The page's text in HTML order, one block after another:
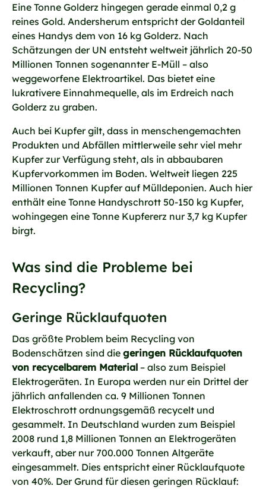
Eine Tonne Golderz hingegen gerade einmal 0,2 g
reines Gold. Andersherum entspricht der Goldanteil
eines Handys dem von 16 kg Golderz. Nach
Schätzungen der UN entsteht weltweit jährlich 20-50
Millionen Tonnen sogenannter E-Müll – also
weggeworfene Elektroartikel. Das bietet eine
lukrativere Einnahmequelle, als im Erdreich nach
Golderz zu graben.
Auch bei Kupfer gilt, dass in menschengemachten
Produkten und Abfällen mittlerweile sehr viel mehr
Kupfer zur Verfügung steht, als in abbaubaren
Kupfervorkommen im Boden. Weltweit liegen 225
Millionen Tonnen Kupfer auf Mülldeponien. Auch hier
enthält eine Tonne Handyschrott 50-150 kg Kupfer,
wohingegen eine Tonne Kupfererz nur 3,7 kg Kupfer
birgt.
Was sind die Probleme bei
Recycling?
Geringe Rücklaufquoten
Das größte Problem beim Recycling von
Bodenschätzen sind die geringen Rücklaufquoten
von recycelbarem Material – also zum Beispiel
Elektrogeräten. In Europa werden nur ein Drittel der
jährlich anfallenden ca. 9 Millionen Tonnen
Elektroschrott ordnungsgemäß recycelt und
gesammelt. In Deutschland wurden zum Beispiel
2008 rund 1,8 Millionen Tonnen an Elektrogeräten
verkauft, aber nur 700.000 Tonnen Altgeräte
eingesammelt. Dies entspricht einer Rücklaufquote
von 40%. Der Grund für diesen geringen Rücklauf: